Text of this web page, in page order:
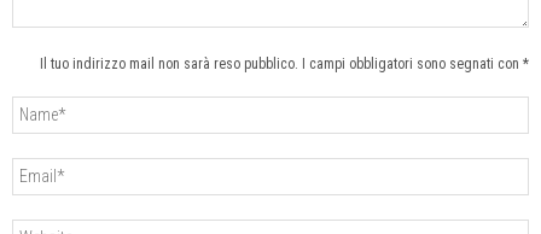
Il tuo indirizzo mail non sarà reso pubblico. I campi obbligatori sono segnati con *